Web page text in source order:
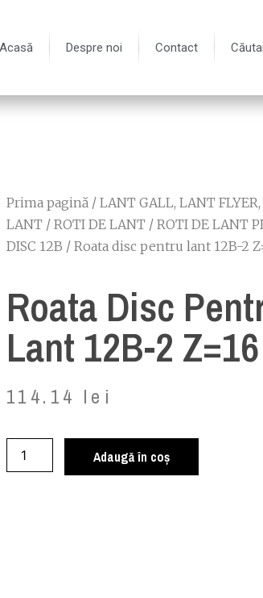
Acasă Despre noi Contact
Prima pagină / LANT GALL, LANT
LANT / ROTI DE LANT / ROTI DE LANT
DISC 12B / Roata disc pentru lant 12B-2
Roata Disc
Lant 12B-2 Z=16
114.14 lei
Adaugă în coș